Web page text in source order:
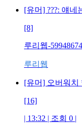
[유머] ???: 얘네
[8]
루리웹-
루리웹
[유머] 오버워치
[16]
| 13:32 | 조회 0 |